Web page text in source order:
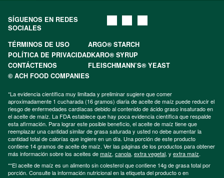
SÍGUENOS EN REDES
SOCIALES
TÉRMINOS DE USO
ARGO® STARCH
POLÍTICA DE PRIVACIDADKARO® SYRUP
CONTÁCTENOS
FLEISCHMANN’S® YEAST
© ACH FOOD COMPANIES
*La evidencia científica muy limitada y preliminar sugiere que comer
aproximadamente 1 cucharada (16 gramos) diaria de aceite de maíz puede reducir el
riesgo de enfermedades cardíacas debido al contenido de ácido graso insaturado en
el aceite de maíz. La FDA establece que hay poca evidencia científica que respalde
esta afirmación. Para lograr este posible beneficio, el aceite de maíz tiene que
reemplazar una cantidad similar de grasa saturada y usted no debe aumentar la
cantidad total de calorías que ingiere en un día. Una porción de este producto
contiene 14 gramos de aceite de maíz. Ver las páginas de los productos para obtener
más información sobre los aceites demaíz, canola, extra vegetal, y extra maíz.
**El aceite de maíz es un alimento sin colesterol que contiene 14g de grasa total por
porción. Consulte la información nutricional en la etiqueta del producto o en